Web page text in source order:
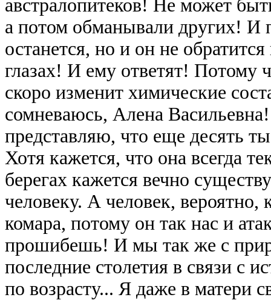
австралопитеков! Не может
а потом обманывали других! И
останется, но и он не
глазах! И ему ответят! Потому
скоро изменит химические
сомневаюсь, Алена
представляю, что еще десять
Хотя кажется, что она всегда
берегах кажется вечно
человеку. А человек,
комара, потому он так нас и
прошибешь! И мы так же с
последние столетия в связи с
по возрасту... Я даже в матери